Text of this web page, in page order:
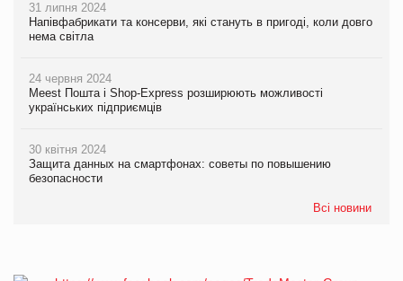
31 липня 2024
Напівфабрикати та консерви, які стануть в пригоді, коли довго
нема світла
24 червня 2024
Meest Пошта і Shop-Express розширюють можливості
українських підприємців
30 квітня 2024
Защита данных на смартфонах: советы по повышению
безопасности
Всі новини